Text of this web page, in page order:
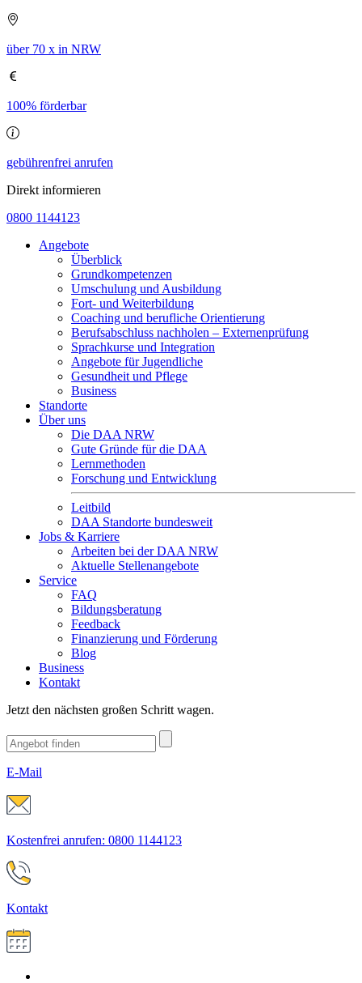
über 70 x in NRW
100% förderbar
gebührenfrei anrufen
Direkt informieren
0800 1144123
Angebote
Überblick
Grundkompetenzen
Umschulung und Ausbildung
Fort- und Weiterbildung
Coaching und berufliche Orientierung
Berufsabschluss nachholen – Externenprüfung
Sprachkurse und Integration
Angebote für Jugendliche
Gesundheit und Pflege
Business
Standorte
Über uns
Die DAA NRW
Gute Gründe für die DAA
Lernmethoden
Forschung und Entwicklung
Leitbild
DAA Standorte bundesweit
Jobs & Karriere
Arbeiten bei der DAA NRW
Aktuelle Stellenangebote
Service
FAQ
Bildungsberatung
Feedback
Finanzierung und Förderung
Blog
Business
Kontakt
Jetzt den nächsten großen Schritt wagen.
E-Mail
Kostenfrei anrufen: 0800 1144123
Kontakt